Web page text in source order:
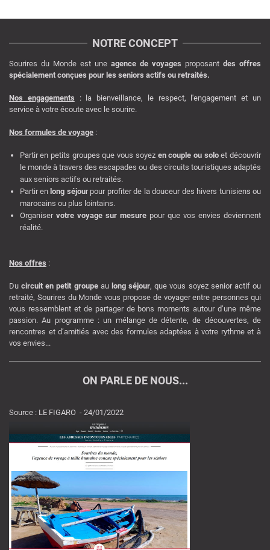
NOTRE CONCEPT
Sourires du Monde est une agence de voyages proposant des offres
spécialement conçues pour les seniors actifs ou retraités.
Nos engagements : la bienveillance, le respect, l'engagement et un
service à votre écoute avec le sourire.
Nos formules de voyage :
Partir en petits groupes que vous soyez en couple ou soloet découvrir
le monde à travers des escapades ou des circuits touristiques adaptés
aux seniors actifs ou retraités.
Partir en long séjour pour profiter de la douceur des hivers tunisiens ou
marocains ou plus lointains.
Organiser votre voyage sur mesure pour que vos envies deviennent
réalité.
Nos offres :
Ducircuit en petit groupeau long séjour, que vous soyez senior actif ou
retraité, Sourires du Monde vous propose de voyager entre personnes qui
vous ressemblent et de partager de bons moments autour d’une même
passion. Au programme : un mélange de détente, de découvertes, de
rencontres et d’amitiés avec des formules adaptées à votre rythme et à
vos envies...
ON PARLE DE NOUS...
Source : LE FIGARO - 24/01/2022